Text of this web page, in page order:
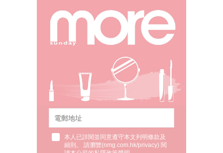
本人已詳閱並同意遵守本文列明條款及
細則。 請瀏覽(nmg.com.hk/privacy) 閱
讀本公司的私隱政策聲明。